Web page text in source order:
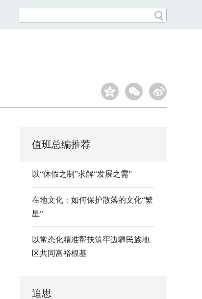
值班总编推荐
以“休假之制”求解“发展之需”
在地文化：如何保护散落的文化“繁
星”
以常态化精准帮扶筑牢边疆民族地
区共同富裕根基
追思